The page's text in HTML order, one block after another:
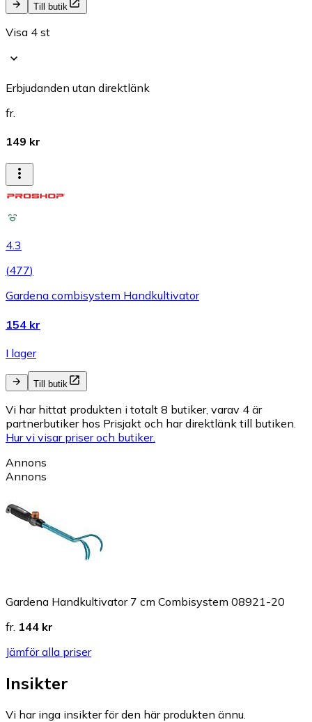
Till butik
Visa 4 st
Erbjudanden utan direktlänk
fr.
149 kr
4.3
(477)
Gardena combisystem Handkultivator
154 kr
I lager
Till butik
Vi har hittat produkten i totalt 8 butiker, varav 4 är
partnerbutiker hos Prisjakt och har direktlänk till butiken.
Hur vi visar priser och butiker.
Annons
Annons
Gardena Handkultivator 7 cm Combisystem 08921-20
fr. 144 kr
Jämför alla priser
Insikter
Vi har inga insikter för den här produkten ännu.